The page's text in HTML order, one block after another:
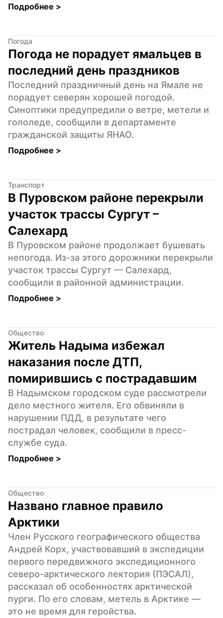
Подробнее >
Погода
Погода не порадует ямальцев в
последний день праздников
Последний праздничный день на Ямале не
порадует северян хорошей погодой.
Синоптики предупредили о ветре, метели и
гололеде, сообщили в департаменте
гражданской защиты ЯНАО.
Подробнее >
Транспорт
В Пуровском районе перекрыли
участок трассы Сургут –
Салехард
В Пуровском районе продолжает бушевать
непогода. Из-за этого дорожники перекрыли
участок трассы Сургут — Салехард,
сообщили в районной администрации.
Подробнее >
Общество
Житель Надыма избежал
наказания после ДТП,
помирившись с пострадавшим
В Надымском городском суде рассмотрели
дело местного жителя. Его обвиняли в
нарушении ПДД, в результате чего
пострадал человек, сообщили в пресс-
службе суда.
Подробнее >
Общество
Названо главное правило
Арктики
Член Русского географического общества
Андрей Корх, участвовавший в экспедиции
первого передвижного экспедиционного
северо-арктического лектория (ПЭСАЛ),
рассказал об особенностях арктической
пурги. По его словам, метель в Арктике —
это не время для геройства.